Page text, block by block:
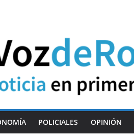
POLICIALES OPINIÓN